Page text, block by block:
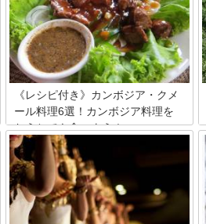
《レシピ付き》カンボジア・クメ
ール料理6選！カンボジア料理を
おうちでも食べよう！
優しくてどこか懐かしい、そしてさっぱ
りした後味が日本人にも人気のカンボジ
ア・クメール料理。たくさんの郷土料理
の中から、特に筆者の好きだったものを
ピックアップしてみました。あの時の味
をおうちで再現できるレシピ付きでご紹